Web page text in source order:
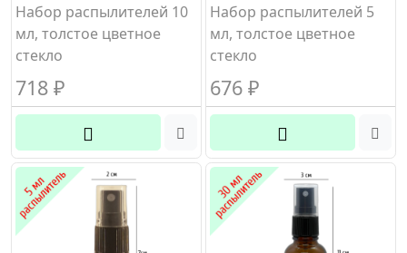
Набор распылителей 10
мл, толстое цветное
стекло
718 ₽
Набор распылителей 5
мл, толстое цветное
стекло
676 ₽